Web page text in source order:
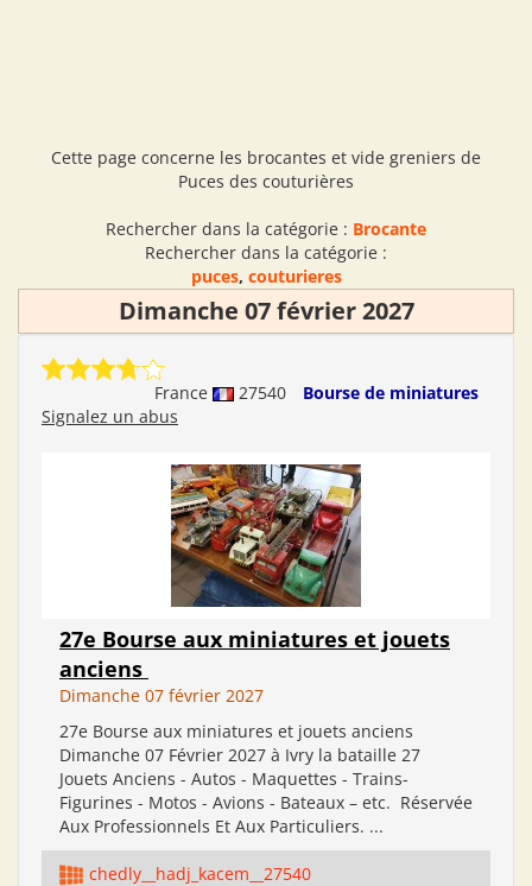
Cette page concerne les brocantes et vide greniers de
Puces des couturières
Rechercher dans la catégorie : Brocante
Rechercher dans la catégorie :
puces, couturieres
Dimanche 07 février 2027
France 27540
Bourse de miniatures
Signalez un abus
27e Bourse aux miniatures et jouets
anciens
Dimanche 07 février 2027
27e Bourse aux miniatures et jouets anciens
Dimanche 07 Février 2027 à Ivry la bataille 27
Jouets Anciens - Autos - Maquettes - Trains-
Figurines - Motos - Avions - Bateaux – etc. Réservée
Aux Professionnels Et Aux Particuliers. ...
chedly__hadj_kacem__27540